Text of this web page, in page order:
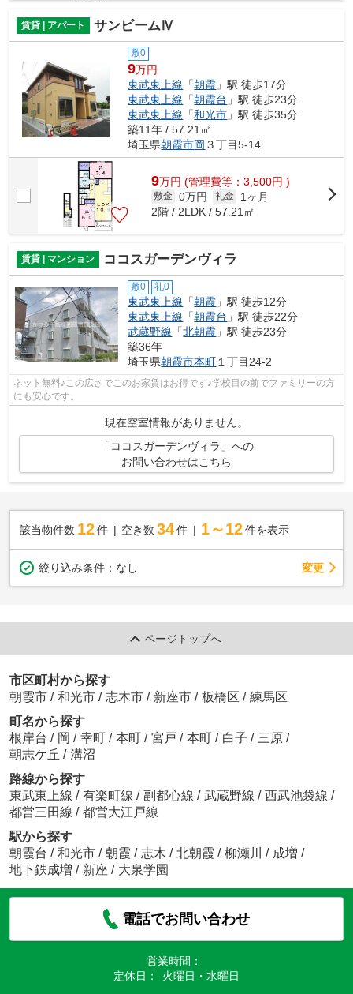
賃貸 | アパート サンビームⅣ
敷0
9万円
東武東上線 「朝霞 」駅 徒歩17分
東武東上線 「朝霞台 」駅 徒歩23分
東武東上線 「和光市 」駅 徒歩35分
築11年 / 57.21㎡
埼玉県朝霞市岡 ３丁目5-14
9万円 (管理費等：3,500円 )
敷金 0万円 礼金
1ヶ月
2階 / 2LDK / 57.21㎡
賃貸 | マンション ココスガーデンヴィラ
敷0 礼0
東武東上線 「朝霞 」駅 徒歩12分
東武東上線 「朝霞台 」駅 徒歩22分
武蔵野線 「北朝霞 」駅 徒歩23分
築36年
埼玉県朝霞市本町 １丁目24-2
ネット無料♪この広さでこのお家賃はお得です♪学校目の前でファミリーの方
にも安心です。
現在空室情報がありません。
「ココスガーデンヴィラ」への
お問い合わせはこちら
該当物件数 12件 空き数 34 件 1～12 件を表示
絞り込み条件： なし 変更
ページトップへ
市区町村から探す
朝霞市 / 和光市 / 志木市 / 新座市 / 板橋区 / 練馬区
町名から探す
根岸台 / 岡 / 幸町 / 本町 / 宮戸 / 本町 / 白子 / 三原 /
朝志ケ丘 / 溝沼
路線から探す
東武東上線 / 有楽町線 / 副都心線 / 武蔵野線 / 西武池袋線 /
都営三田線 / 都営大江戸線
駅から探す
朝霞台 / 和光市 / 朝霞 / 志木 / 北朝霞 / 柳瀬川 / 成増 /
地下鉄成増 / 新座 / 大泉学園
電話でお問い合わせ
営業時間：
定休日：
火曜日・水曜日